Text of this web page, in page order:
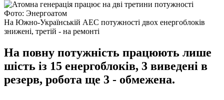
Фото: Энергоатом
На Южно-Українській АЕС потужності двох енергоблоків
знижені, третій - на ремонті
На повну потужність працюють лише
шість із 15 енергоблоків, 3 виведені в
резерв, робота ще 3 - обмежена.